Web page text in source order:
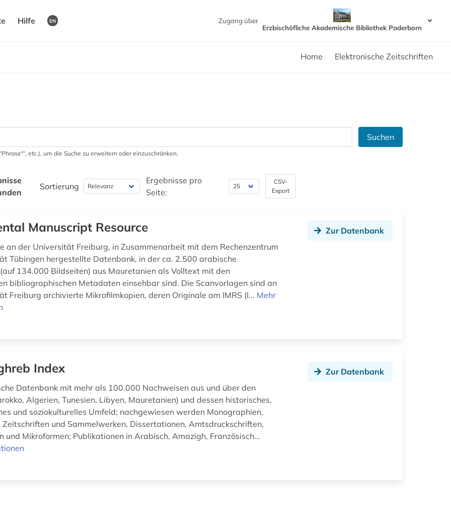
Hilfe EN
Zugang über
Erzbischöfliche Akademische Bibliothek Paderborn
Home Elektronische Zeitschriften
Suchen
etc.), um die Suche zu erweitern oder einzuschränken.
Sortierung
Ergebnisse pro
Seite:
CSV-
Export
Manuscript Resource
an der Universität Freiburg, in Zusammenarbeit mit dem Rechenzentrum
Tübingen hergestellte Datenbank, in der ca. 2.500 arabische
134.000 Bildseiten) aus Mauretanien als Volltext mit den
bibliographischen Metadaten einsehbar sind. Die Scanvorlagen sind an
Freiburg archivierte Mikrofilmkopien, deren Originale am IMRS (I... Mehr
Zur Datenbank
Index
Datenbank mit mehr als 100.000 Nachweisen aus und über den
Algerien, Tunesien, Libyen, Mauretanien) und dessen historisches,
und soziokulturelles Umfeld; nachgewiesen werden Monographien,
und Sammelwerken, Dissertationen, Amtsdruckschriften,
und Mikroformen; Publikationen in Arabisch, Amazigh, Französisch...
Zur Datenbank